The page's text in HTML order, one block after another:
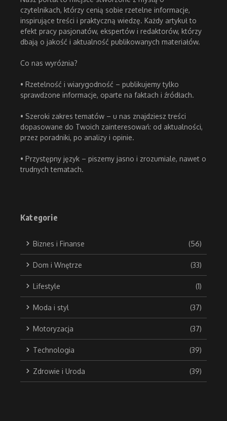
czytelnikach, którzy cenią sobie rzetelne informacje,
inspirujące treści i praktyczną wiedzę. Każdy artykuł to
efekt pracy pasjonatów, ekspertów i redaktorów, którzy
dbają o jakość i aktualność publikowanych materiałów.
Co nas wyróżnia?
• Rzetelność i wiarygodność – publikujemy tylko
sprawdzone informacje, oparte na faktach i źródłach.
• Szeroki zakres tematów – u nas znajdziesz treści
dopasowane do Twoich zainteresowań: od aktualności,
przez poradniki, po analizy i opinie.
• Przystępny język – piszemy jasno i zrozumiale, nawet o
trudnych tematach.
Kategorie
Biznes i Finanse (56)
Dom i Wnętrze (33)
Lifestyle (1)
Moda i styl (37)
Motoryzacja (37)
Technologia (39)
Zdrowie i Uroda (39)